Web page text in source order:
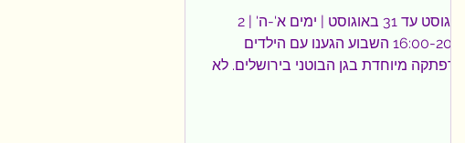
2 באוגוסט עד 31 באוגוסט | ימים א'-ה' |
16:00-20:30 השבוע הגענו עם הילדים
להרפתקה מיוחדת בגן הבוטני בירושלים. לא